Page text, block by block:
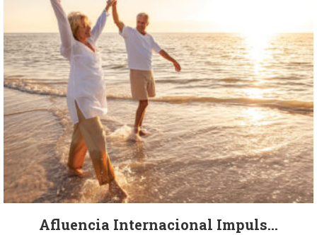
Afluencia Internacional Impuls...